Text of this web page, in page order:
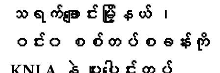
သရက်ချောင်းမြို့နယ် ၊
ဝင်း၀ စစ်တပ်စခန်းကို